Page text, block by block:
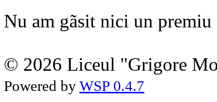
Nu am gãsit nici un premiu
© 2026 Liceul "Grigore
Powered by WSP 0.4.7